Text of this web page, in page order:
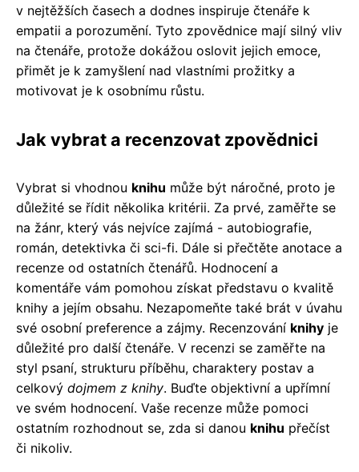
v nejtěžších časech a dodnes inspiruje čtenáře k
empatii a porozumění. Tyto zpovědnice mají silný vliv
na čtenáře, protože dokážou oslovit jejich emoce,
přimět je k zamyšlení nad vlastními prožitky a
motivovat je k osobnímu růstu.
Jak vybrat a recenzovat zpovědnici
Vybrat si vhodnou knihu může být náročné, proto je
důležité se řídit několika kritérii. Za prvé, zaměřte se
na žánr, který vás nejvíce zajímá - autobiografie,
román, detektivka či sci-fi. Dále si přečtěte anotace a
recenze od ostatních čtenářů. Hodnocení a
komentáře vám pomohou získat představu o kvalitě
knihy a jejím obsahu. Nezapomeňte také brát v úvahu
své osobní preference a zájmy. Recenzování knihy je
důležité pro další čtenáře. V recenzi se zaměřte na
styl psaní, strukturu příběhu, charaktery postav a
celkový dojmem z knihy. Buďte objektivní a upřímní
ve svém hodnocení. Vaše recenze může pomoci
ostatním rozhodnout se, zda si danou knihu přečíst
či nikoliv.